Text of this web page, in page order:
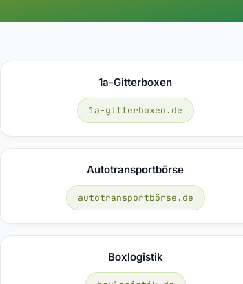
1a-Gitterboxen
1a-gitterboxen.de
Autotransportbörse
autotransportbörse.de
Boxlogistik